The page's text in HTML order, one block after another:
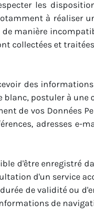
les
à réaliser
manière
collectées et
des
postuler à une
de vos Données
adresses e-
d'être enregistré
d'un service
de validité ou
de